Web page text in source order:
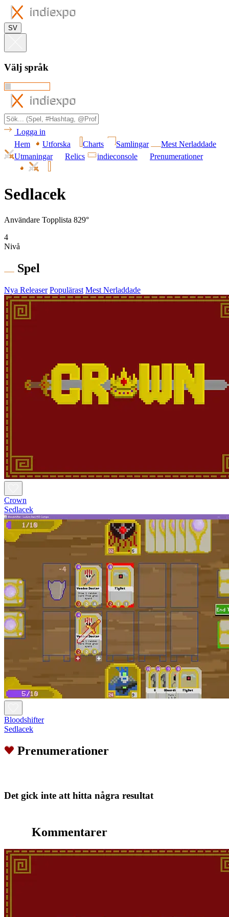
SV
Välj språk
Logga in
Hem
Utforska Charts Samlingar
Mest Nerladdade
Utmaningar
Relics indieconsole Prenumerationer
Sedlacek
Användare Topplista 829°
4
Nivå
Spel
Nya Releaser Populärast Mest Nerladdade
Crown
Sedlacek
Bloodshifter
Sedlacek
Prenumerationer
Det gick inte att hitta några resultat
Kommentarer